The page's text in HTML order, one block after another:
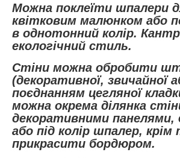
Можна поклеїти шпалери
квітковим малюнком або
в однотонний колір.
екологічний стиль.
Стіни можна обробити
(декоративної, звичайної
поєднанням цегляної
можна окрема ділянка
декоративними панелями,
або під колір шпалер, крім
прикрасити бордюром.